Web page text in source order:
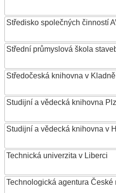
Středisko společných činností
Střední průmyslová škola
Středočeská knihovna v Kladně
Studijní a vědecká knihovna
Studijní a vědecká knihovna v
Technická univerzita v Liberci
Technologická agentura České